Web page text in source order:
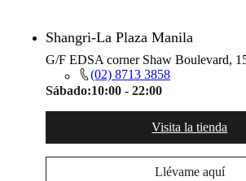
Shangri-La Plaza Manila
G/F EDSA corner Shaw Boulevard,
(02) 8713 3858
Sábado:10:00 - 22:00
Visita la tienda
Llévame aquí